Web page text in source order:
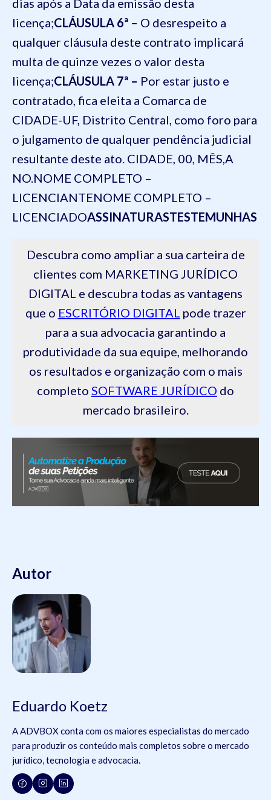
dias após a Data da emissão desta
licença;CLÁUSULA 6ª – O desrespeito a
qualquer cláusula deste contrato implicará
multa de quinze vezes o valor desta
licença;CLÁUSULA 7ª – Por estar justo e
contratado, fica eleita a Comarca de
CIDADE-UF, Distrito Central, como foro para
o julgamento de qualquer pendência judicial
resultante deste ato. CIDADE, 00, MÊS,A
NO.NOME COMPLETO –
LICENCIANTENOME COMPLETO –
LICENCIADOASSINATURASTESTEMUNHAS
Descubra como ampliar a sua carteira de
clientes com MARKETING JURÍDICO
DIGITAL e descubra todas as vantagens
que o ESCRITÓRIO DIGITAL pode trazer
para a sua advocacia garantindo a
produtividade da sua equipe, melhorando
os resultados e organização com o mais
completo SOFTWARE JURÍDICO do
mercado brasileiro.
Autor
Eduardo Koetz
A ADVBOX conta com os maiores especialistas do mercado
para produzir os conteúdo mais completos sobre o mercado
jurídico, tecnologia e advocacia.